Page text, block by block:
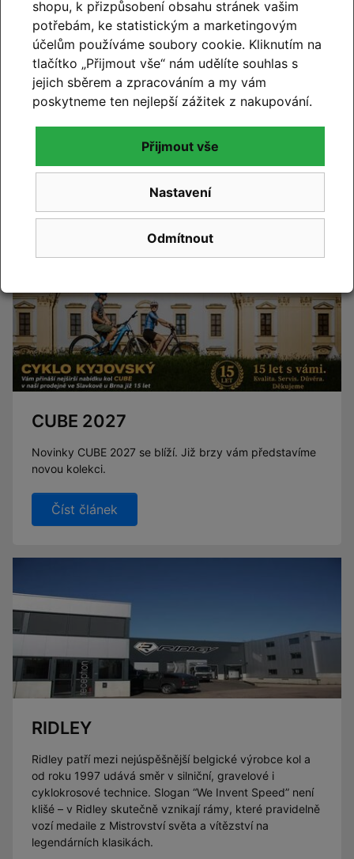
Změna otevírací doby – od
července máme o sobotách
zavřeno
Číst článek
CUBE 2027
Novinky CUBE 2027 se blíží. Již brzy vám představíme
novou kolekci.
Číst článek
RIDLEY
Ridley patří mezi nejúspěšnější belgické výrobce kol a
od roku 1997 udává směr v silniční, gravelové i
cyklokrosové technice. Slogan “We Invent Speed” není
klišé – v Ridley skutečně vznikají rámy, které pravidelně
vozí medaile z Mistrovství světa a vítězství na
legendárních klasikách.
shopu, k přizpůsobení obsahu stránek vašim
potřebám, ke statistickým a marketingovým
účelům používáme soubory cookie. Kliknutím na
tlačítko „Přijmout vše“ nám udělíte souhlas s
jejich sběrem a zpracováním a my vám
poskytneme ten nejlepší zážitek z nakupování.
Odmítnout
Nastavení
Přijmout vše